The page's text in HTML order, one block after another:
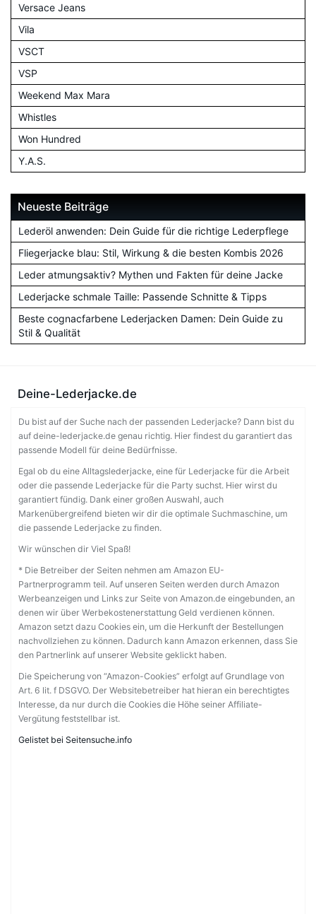
Versace Jeans
Vila
VSCT
VSP
Weekend Max Mara
Whistles
Won Hundred
Y.A.S.
Neueste Beiträge
Lederöl anwenden: Dein Guide für die richtige Lederpflege
Fliegerjacke blau: Stil, Wirkung & die besten Kombis 2026
Leder atmungsaktiv? Mythen und Fakten für deine Jacke
Lederjacke schmale Taille: Passende Schnitte & Tipps
Beste cognacfarbene Lederjacken Damen: Dein Guide zu
Stil & Qualität
Deine-Lederjacke.de
Du bist auf der Suche nach der passenden Lederjacke? Dann bist du
auf deine-lederjacke.de genau richtig. Hier findest du garantiert das
passende Modell für deine Bedürfnisse.
Egal ob du eine Alltagslederjacke, eine für Lederjacke für die Arbeit
oder die passende Lederjacke für die Party suchst. Hier wirst du
garantiert fündig. Dank einer großen Auswahl, auch
Markenübergreifend bieten wir dir die optimale Suchmaschine, um
die passende Lederjacke zu finden.
Wir wünschen dir Viel Spaß!
* Die Betreiber der Seiten nehmen am Amazon EU-
Partnerprogramm teil. Auf unseren Seiten werden durch Amazon
Werbeanzeigen und Links zur Seite von Amazon.de eingebunden, an
denen wir über Werbekostenerstattung Geld verdienen können.
Amazon setzt dazu Cookies ein, um die Herkunft der Bestellungen
nachvollziehen zu können. Dadurch kann Amazon erkennen, dass Sie
den Partnerlink auf unserer Website geklickt haben.
Die Speicherung von “Amazon-Cookies” erfolgt auf Grundlage von
Art. 6 lit. f DSGVO. Der Websitebetreiber hat hieran ein berechtigtes
Interesse, da nur durch die Cookies die Höhe seiner Affiliate-
Vergütung feststellbar ist.
Gelistet bei Seitensuche.info